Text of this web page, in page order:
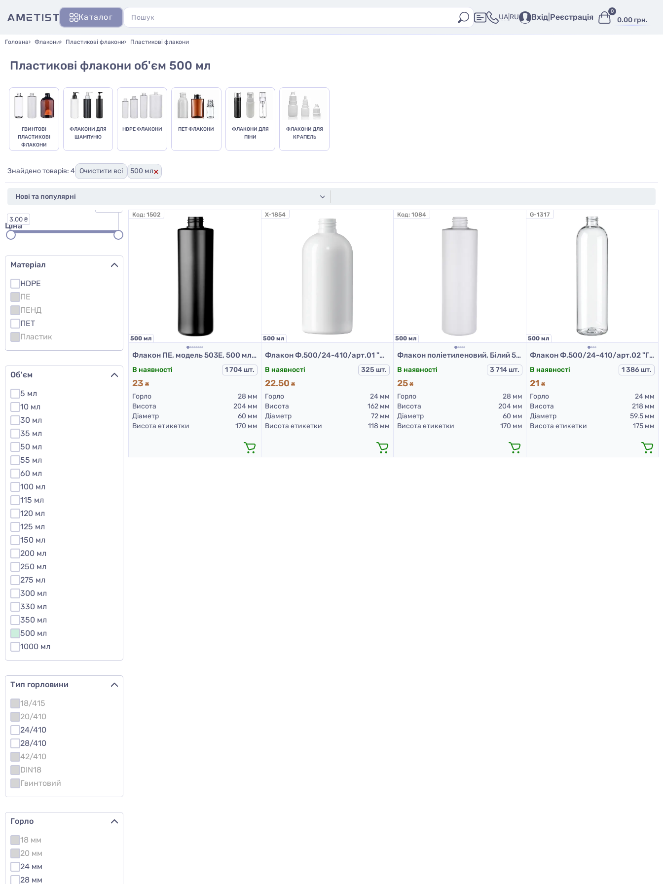
Каталог UA RU Вхід Реєстрація 0.00 грн.
0
Головна Флакони Пластикові флакони Пластикові флакони
Пластикові флакони об'єм 500 мл
ГВИНТОВІ
ПЛАСТИКОВІ
ФЛАКОНИ
ФЛАКОНИ ДЛЯ
ШАМПУНЮ
HDPE ФЛАКОНИ ПЕТ ФЛАКОНИ
ФЛАКОНИ ДЛЯ
ПІНИ
ФЛАКОНИ ДЛЯ
КРАПЕЛЬ
Знайдено товарів: 4 Очистити всі 500 мл×
Ціна
3.00 ₴
Матеріал
HDPE
ПЕ
ПЕНД
ПЕТ
Пластик
Об'єм
5 мл
10 мл
30 мл
35 мл
50 мл
55 мл
60 мл
100 мл
115 мл
120 мл
125 мл
150 мл
200 мл
250 мл
275 мл
300 мл
330 мл
350 мл
500 мл
1000 мл
Тип горловини
18/415
20/410
24/410
28/410
42/410
DIN18
Гвинтовий
Горло
18 мм
20 мм
24 мм
28 мм
Код: 1502
500 мл
Флакон ПЕ, модель 503Е, 500 мл, Чорний (пластикові флакони 500 мл)
В наявності 1 704 шт.
23 ₴
Горло
28 мм
Висота
204 мм
Діаметр
60 мм
Висота етикетки
170 мм
X-1854
500 мл
Флакон Ф.500/24-410/арт.01 "Марта" (білий)
В наявності 325 шт.
22.50 ₴
Горло
24 мм
Висота
162 мм
Діаметр
72 мм
Висота етикетки
118 мм
Код: 1084
500 мл
Флакон поліетиленовий, Білий 500 мл, 503Е (пластикові флакони 500 мл)
В наявності 3 714 шт.
25 ₴
Горло
28 мм
Висота
204 мм
Діаметр
60 мм
Висота етикетки
170 мм
G-1317
500 мл
Флакон Ф.500/24-410/арт.02 "Глорія" (прозорий)
В наявності 1 386 шт.
21 ₴
Горло
24 мм
Висота
218 мм
Діаметр
59.5 мм
Висота етикетки
175 мм